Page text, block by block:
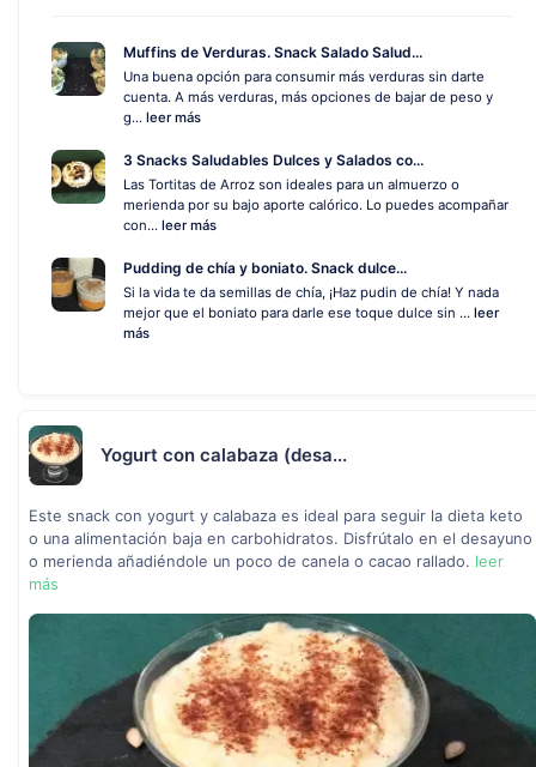
Muffins de Verduras. Snack Salado Salud...
Una buena opción para consumir más verduras sin darte
cuenta. A más verduras, más opciones de bajar de peso y
g... leer más
3 Snacks Saludables Dulces y Salados co...
Las Tortitas de Arroz son ideales para un almuerzo o
merienda por su bajo aporte calórico. Lo puedes acompañar
con... leer más
Pudding de chía y boniato. Snack dulce...
Si la vida te da semillas de chía, ¡Haz pudin de chía! Y nada
mejor que el boniato para darle ese toque dulce sin ... leer
más
Yogurt con calabaza (desa...
Este snack con yogurt y calabaza es ideal para seguir la dieta keto
o una alimentación baja en carbohidratos. Disfrútalo en el desayuno
o merienda añadiéndole un poco de canela o cacao rallado. leer
más